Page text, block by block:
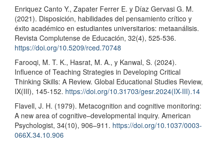
Enriquez Canto Y., Zapater Ferrer E. y Díaz Gervasi G. M.
(2021). Disposición, habilidades del pensamiento crítico y
éxito académico en estudiantes universitarios: metaanálisis.
Revista Complutense de Educación, 32(4), 525-536.
https://doi.org/10.5209/rced.70748
Farooqi, M. T. K., Hasrat, M. A., y Kanwal, S. (2024).
Influence of Teaching Strategies in Developing Critical
Thinking Skills: A Review. Global Educational Studies Review,
IX(III), 145-152. https://doi.org/10.31703/gesr.2024(IX-III).14
Flavell, J. H. (1979). Metacognition and cognitive monitoring:
A new area of cognitive–developmental inquiry. American
Psychologist, 34(10), 906–911. https://doi.org/10.1037/0003-
066X.34.10.906